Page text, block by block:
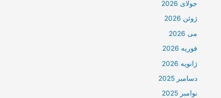
جولای 2026
ژوئن 2026
می 2026
فوریه 2026
ژانویه 2026
دسامبر 2025
نوامبر 2025